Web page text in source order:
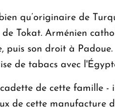
qu’originaire de
Tokat. Arménien
puis son droit à
de tabacs avec
de cette famille
de cette